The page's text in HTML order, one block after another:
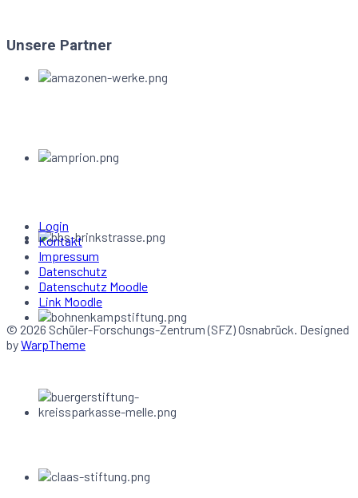
Unsere Partner
Login
Kontakt
Impressum
Datenschutz
Datenschutz Moodle
Link Moodle
© 2026 Schüler-Forschungs-Zentrum (SFZ) Osnabrück. Designed
byWarpTheme